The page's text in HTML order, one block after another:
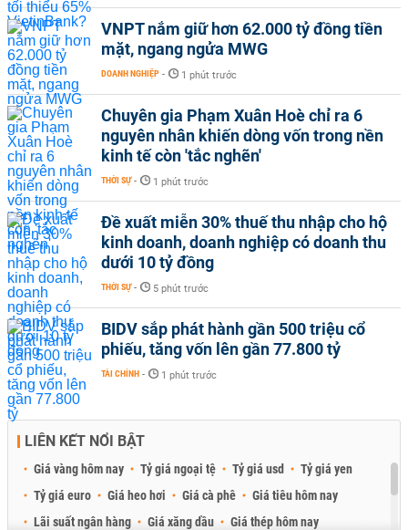
VNPT nắm giữ hơn 62.000 tỷ đồng tiền
mặt, ngang ngửa MWG
DOANH NGHIỆP - 1 phút trước
Chuyên gia Phạm Xuân Hoè chỉ ra 6
nguyên nhân khiến dòng vốn trong nền
kinh tế còn 'tắc nghẽn'
THỜI SỰ - 1 phút trước
Đề xuất miễn 30% thuế thu nhập cho hộ
kinh doanh, doanh nghiệp có doanh thu
dưới 10 tỷ đồng
THỜI SỰ - 5 phút trước
BIDV sắp phát hành gần 500 triệu cổ
phiếu, tăng vốn lên gần 77.800 tỷ
TÀI CHÍNH - 1 phút trước
LIÊN KẾT NỔI BẬT
Giá vàng hôm nay Tỷ giá ngoại tệ Tỷ giá usd
Tỷ giá yen
Tỷ giá euro
Giá heo hơi Giá cà phê
Giá tiêu hôm nay
Lãi suất ngân hàng
Giá xăng dầu Giá thép hôm nay